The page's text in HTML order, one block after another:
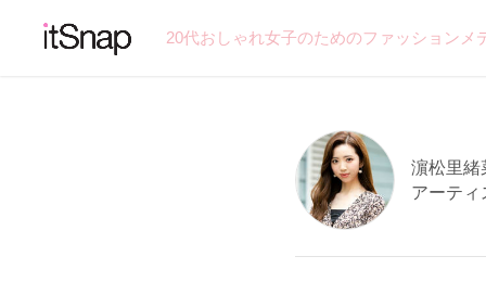
20代おしゃれ女子のためのファッション
濵松里緒
アーティ